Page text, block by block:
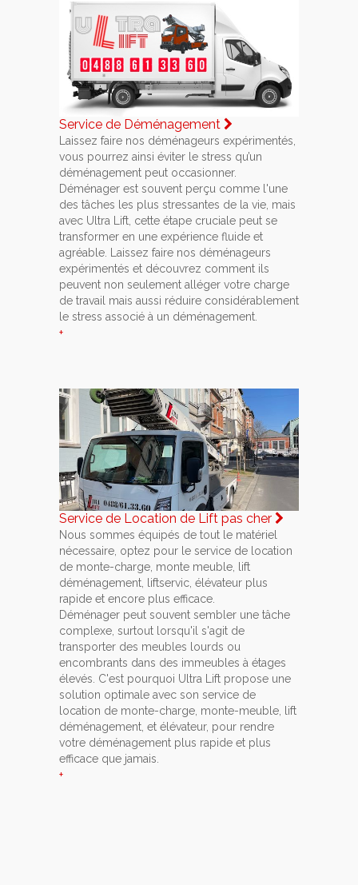
Service de Déménagement
Laissez faire nos déménageurs expérimentés,
vous pourrez ainsi éviter le stress qu’un
déménagement peut occasionner.
Déménager est souvent perçu comme l'une
des tâches les plus stressantes de la vie, mais
avec Ultra Lift, cette étape cruciale peut se
transformer en une expérience fluide et
agréable. Laissez faire nos déménageurs
expérimentés et découvrez comment ils
peuvent non seulement alléger votre charge
de travail mais aussi réduire considérablement
le stress associé à un déménagement.
+
Service de Location de Lift pas cher
Nous sommes équipés de tout le matériel
nécessaire, optez pour le service de location
de monte-charge, monte meuble, lift
déménagement, liftservic, élévateur plus
rapide et encore plus efficace.
Déménager peut souvent sembler une tâche
complexe, surtout lorsqu'il s'agit de
transporter des meubles lourds ou
encombrants dans des immeubles à étages
élevés. C'est pourquoi Ultra Lift propose une
solution optimale avec son service de
location de monte-charge, monte-meuble, lift
déménagement, et élévateur, pour rendre
votre déménagement plus rapide et plus
efficace que jamais.
+